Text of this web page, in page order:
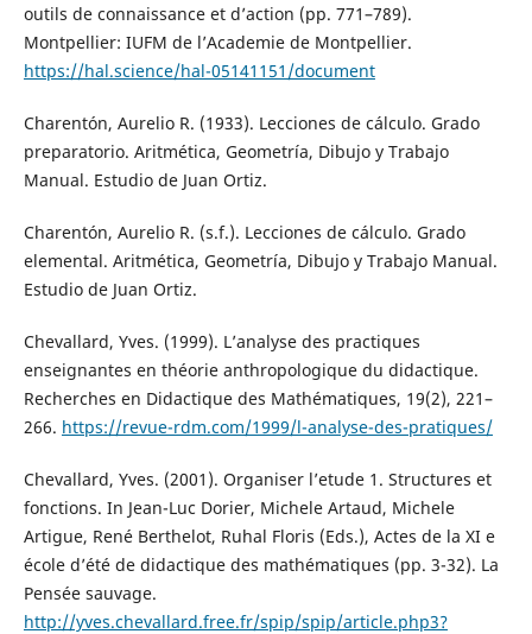
outils de connaissance et d’action (pp. 771–789).
Montpellier: IUFM de l’Academie de Montpellier.
https://hal.science/hal-05141151/document
Charentón, Aurelio R. (1933). Lecciones de cálculo. Grado
preparatorio. Aritmética, Geometría, Dibujo y Trabajo
Manual. Estudio de Juan Ortiz.
Charentón, Aurelio R. (s.f.). Lecciones de cálculo. Grado
elemental. Aritmética, Geometría, Dibujo y Trabajo Manual.
Estudio de Juan Ortiz.
Chevallard, Yves. (1999). L’analyse des practiques
enseignantes en théorie anthropologique du didactique.
Recherches en Didactique des Mathématiques, 19(2), 221–
266. https://revue-rdm.com/1999/l-analyse-des-pratiques/
Chevallard, Yves. (2001). Organiser l’etude 1. Structures et
fonctions. In Jean-Luc Dorier, Michele Artaud, Michele
Artigue, René Berthelot, Ruhal Floris (Eds.), Actes de la XI e
école d’été de didactique des mathématiques (pp. 3-32). La
Pensée sauvage.
http://yves.chevallard.free.fr/spip/spip/article.php3?